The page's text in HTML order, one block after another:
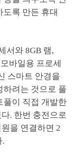
록 만든 휴대
서와 8GB 램,
바일용 프로세
스마트 안경을
하려는 것으로 풀
풀이 직접 개발한
. 한번 충전으로
을 연결하면 2
.